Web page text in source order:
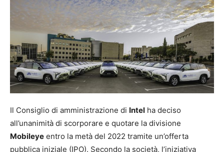
Il Consiglio di amministrazione di Intel ha deciso
all’unanimità di scorporare e quotare la divisione
Mobileye entro la metà del 2022 tramite un’offerta
pubblica iniziale (IPO). Secondo la società, l’iniziativa